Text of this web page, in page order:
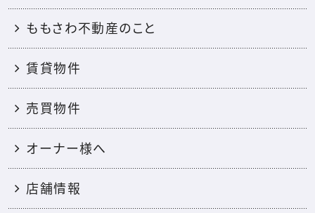
ももさわ不動産のこと
賃貸物件
売買物件
オーナー様へ
店舗情報